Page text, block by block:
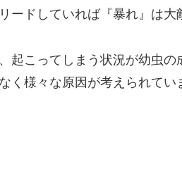
ードしていれば『暴れ』は大
起こってしまう状況が幼虫
く様々な原因が考えられてい